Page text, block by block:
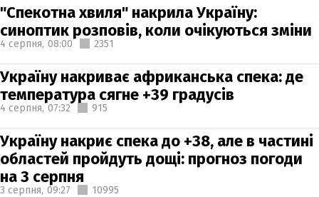
"Спекотна хвиля" накрила Україну:
синоптик розповів, коли очікуються зміни
4 серпня, 08:00 2351
Україну накриває африканська спека: де
температура сягне +39 градусів
4 серпня, 07:32 915
Україну накриє спека до +38, але в частині
областей пройдуть дощі: прогноз погоди
на 3 серпня
3 серпня, 09:27 10995